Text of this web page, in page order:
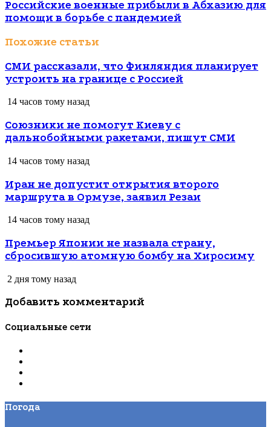
Российские военные прибыли в Абхазию для
помощи в борьбе с пандемией
Похожие статьи
СМИ рассказали, что Финляндия планирует
устроить на границе с Россией
14 часов тому назад
Союзники не помогут Киеву с
дальнобойными ракетами, пишут СМИ
14 часов тому назад
Иран не допустит открытия второго
маршрута в Ормузе, заявил Резаи
14 часов тому назад
Премьер Японии не назвала страну,
сбросившую атомную бомбу на Хиросиму
2 дня тому назад
Добавить комментарий
Социальные сети
Погода